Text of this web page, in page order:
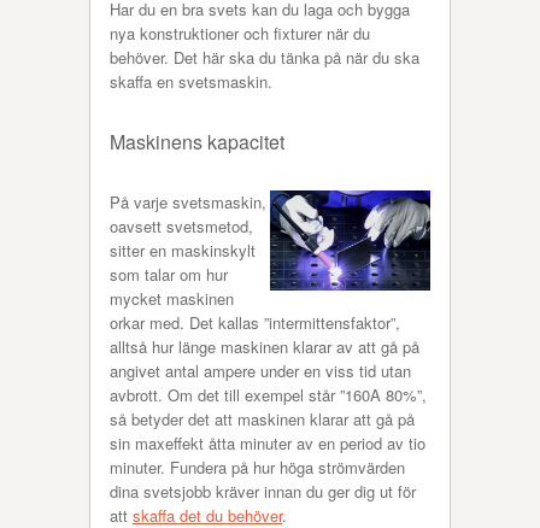
Har du en bra svets kan du laga och bygga
nya konstruktioner och fixturer när du
behöver. Det här ska du tänka på när du ska
skaffa en svetsmaskin.
Maskinens kapacitet
På varje svetsmaskin,
oavsett svetsmetod,
sitter en maskinskylt
som talar om hur
mycket maskinen
orkar med. Det kallas ”intermittensfaktor”,
alltså hur länge maskinen klarar av att gå på
angivet antal ampere under en viss tid utan
avbrott. Om det till exempel står ”160A 80%”,
så betyder det att maskinen klarar att gå på
sin maxeffekt åtta minuter av en period av tio
minuter. Fundera på hur höga strömvärden
dina svetsjobb kräver innan du ger dig ut för
att skaffa det du behöver.